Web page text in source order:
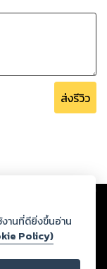
ส่งรีวิว
าละเมิดสิทธิใน
ศีลธรรม ดังนั้น ผู้อ่าน
และหากท่านพบว่าส่วน
ษัท เพื่อทีมงานจะได้
ตามพระราชบัญญัติ
านที่ดียิ่งขึ้นอ่าน
Policy)